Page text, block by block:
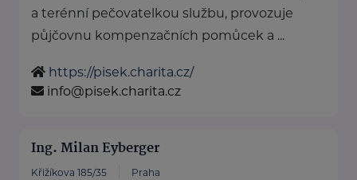
a terénní pečovatelkou službu, provozuje
půjčovnu kompenzačních pomůcek a ...
https://pisek.charita.cz/
info@pisek.charita.cz
Ing. Milan Eyberger
Křižíkova 185/35 Praha